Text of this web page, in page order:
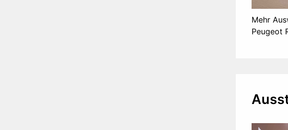
Mehr
Peugeot